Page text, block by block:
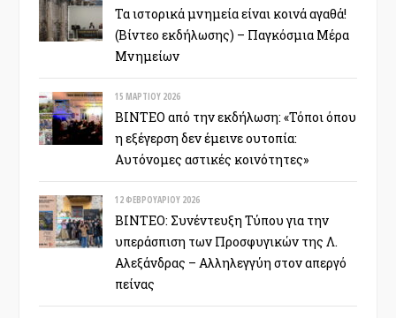
Τα ιστορικά μνημεία είναι κοινά αγαθά!
(Βίντεο εκδήλωσης) – Παγκόσμια Μέρα
Μνημείων
15 ΜΑΡΤΊΟΥ 2026
ΒΙΝΤΕΟ από την εκδήλωση: «Τόποι όπου
η εξέγερση δεν έμεινε ουτοπία:
Αυτόνομες αστικές κοινότητες»
12 ΦΕΒΡΟΥΑΡΊΟΥ 2026
ΒΙΝΤΕΟ: Συνέντευξη Τύπου για την
υπεράσπιση των Προσφυγικών της Λ.
Αλεξάνδρας – Αλληλεγγύη στον απεργό
πείνας